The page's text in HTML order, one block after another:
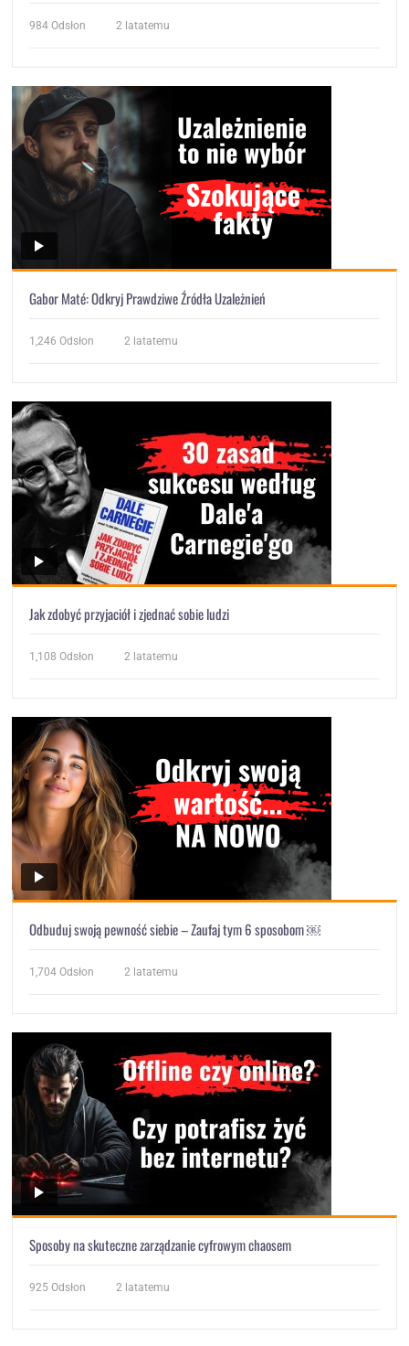
984 Odsłon 2 latatemu
Gabor Maté: Odkryj Prawdziwe Źródła Uzależnień
1,246 Odsłon 2 latatemu
Jak zdobyć przyjaciół i zjednać sobie ludzi
1,108 Odsłon 2 latatemu
Odbuduj swoją pewność siebie – Zaufaj tym 6 sposobom ￼
1,704 Odsłon 2 latatemu
Sposoby na skuteczne zarządzanie cyfrowym chaosem
925 Odsłon 2 latatemu